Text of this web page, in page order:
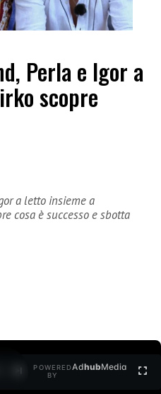
Perla e Igor a
scopre
a letto insieme a
cosa è successo e sbotta
POWERED
BY
AdhubMedia